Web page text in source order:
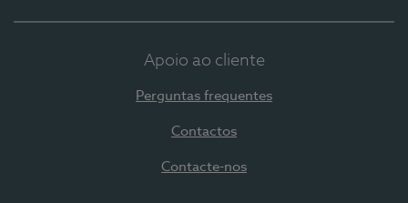
Apoio ao cliente
Perguntas frequentes
Contactos
Contacte-nos